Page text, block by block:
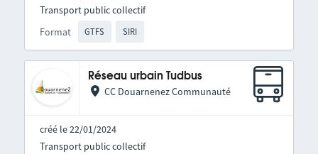
Format GTFS SIRI
Transport public collectif
Réseau urbain Tudbus
CC Douarnenez Communauté
créé le 22/01/2024
Transport public collectif